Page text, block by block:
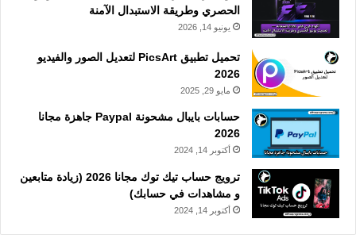
الحصري وطريقة الاستبدال الآمنة
يونيو 14, 2026
تحميل تطبيق PicsArt لتعديل الصور والفيديو
2026
مايو 29, 2025
حسابات بايبال مشحونة Paypal جاهزة مجانا
2026
أكتوبر 14, 2024
ترويج حساب تيك توك مجانا 2026 (زيادة متابعين
و مشاهدات في حسابك)
أكتوبر 14, 2024